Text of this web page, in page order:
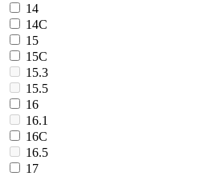
14
14C
15
15C
15.3
15.5
16
16.1
16C
16.5
17